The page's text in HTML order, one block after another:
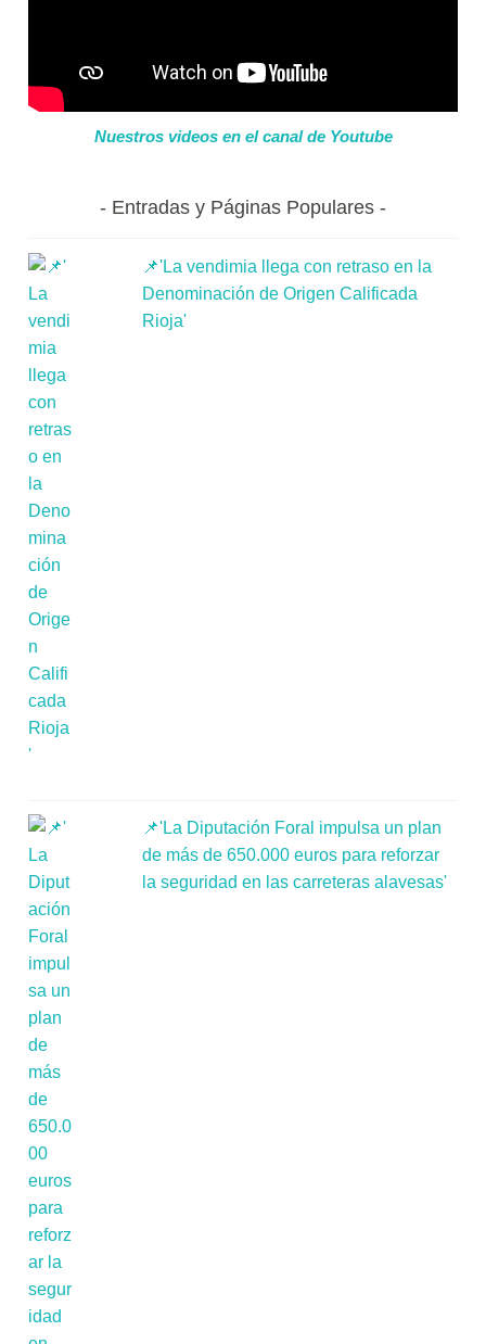
Nuestros videos en el canal de Youtube
Entradas y Páginas Populares
📌'La vendimia llega con retraso en la
Denominación de Origen Calificada
Rioja'
📌'La Diputación Foral impulsa un plan
de más de 650.000 euros para reforzar
la seguridad en las carreteras alavesas'